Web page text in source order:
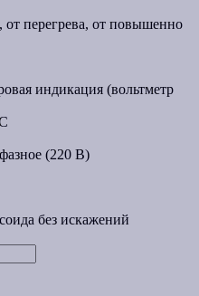
от перегрева, от повышенно
индикация (вольтметр
(220 В)
без искажений